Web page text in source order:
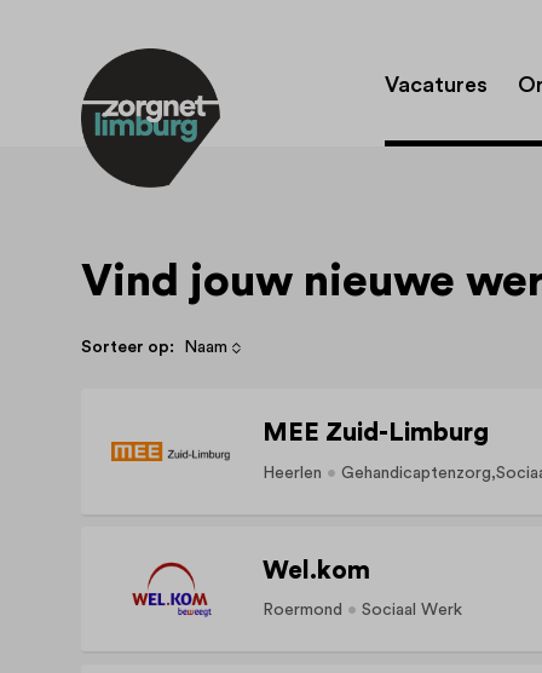
Vacatures
Vind jouw nieuwe
Sorteer op: Naam
MEE Zuid-Limburg
Heerlen Gehandicaptenzorg
Wel.kom
Roermond Sociaal Werk